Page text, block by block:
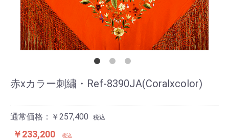
赤xカラー刺繍・Ref-8390JA(Coralxcolor)
通常価格：￥257,400 税込
￥233,200 税込